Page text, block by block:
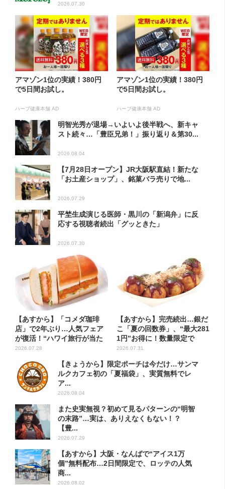
2026.07.30
アマゾン1位の実績！380円
で5日間お試し。
ハーブ健康本舗 AD
アマゾン1位の実績！380円
で5日間お試し。
ハーブ健康本舗 AD
明智光秀が退場→いよいよ後半戦へ、新キャ
スト続々…「豊臣兄弟！」振り返り＆第30...
2026.08.04
【7月28日オープン】JR大阪駅直結！新たな
「お土産ショップ」、銘菓バラ売りで地...
2026.07.29
平埜生成演じる医師・黒川の「新潟弁」に反
応する視聴者続出「グッときた」
2026.07.30
【あすから】「コメダ珈琲
店」で2年ぶり…人気フェア
が復活！“ハワイ旅行が当た
る”...
2026.07.28
【あすから】完売続出…銀だ
こ「夏の回数券」、“最大281
1円”お得に！数量限定で
2026.07.31
【きょうから】限定ポーチは今だけ…サンマ
ルクカフェ初の「夏福袋」、実質無料でレ
ア...
2026.08.04
また史実無視？初めて見るパターンの“明智
の末路”…実は、ありえなくもない！？
【豊...
2026.07.29
【あすから】大阪・なんばで“アイス1万
個”無料配布…2日間限定で、ロッテの人気
商...
2026.08.02